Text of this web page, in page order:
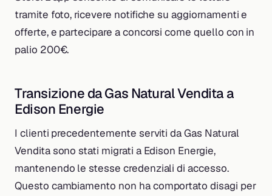
tramite foto, ricevere notifiche su aggiornamenti e
offerte, e partecipare a concorsi come quello con in
palio 200€.
Transizione da Gas Natural Vendita a
Edison Energie
I clienti precedentemente serviti da Gas Natural
Vendita sono stati migrati a Edison Energie,
mantenendo le stesse credenziali di accesso.
Questo cambiamento non ha comportato disagi per